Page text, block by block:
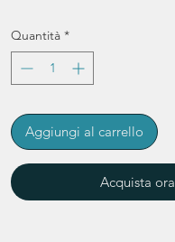
Quantità *
Aggiungi al carrello
Acquista ora